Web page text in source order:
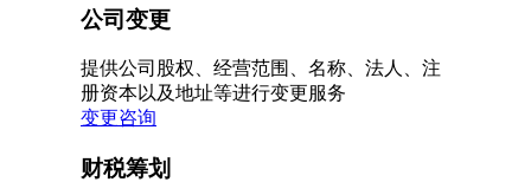
公司变更
提供公司股权、经营范围、名称、法人、注
册资本以及地址等进行变更服务
变更咨询
财税筹划